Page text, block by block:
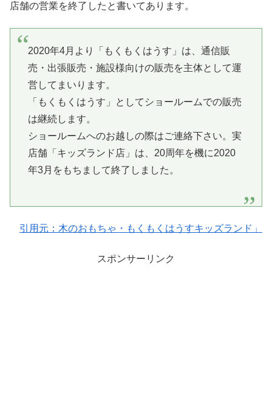
店舗の営業を終了したと書いてあります。
2020年4月より「もくもくはうす」は、通信販
売・出張販売・施設様向けの販売を主体として運
営してまいります。
「もくもくはうす」としてショールームでの販売
は継続します。
ショールームへのお越しの際はご連絡下さい。実
店舗「キッズランド店」は、20周年を機に2020
年3月をもちまして終了しました。
引用元：木のおもちゃ・もくもくはうすキッズランド」
スポンサーリンク